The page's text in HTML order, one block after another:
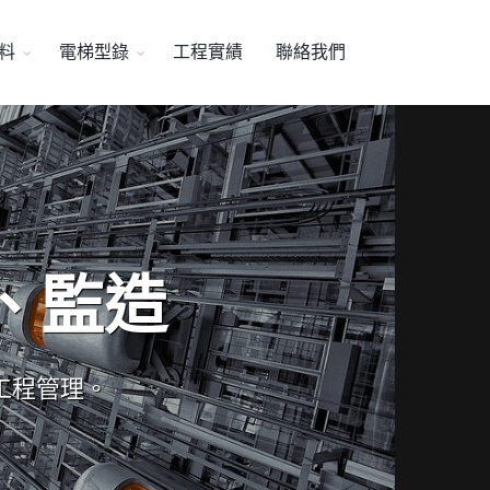
電梯型錄 工程實績 聯絡我們
監造
程管理。